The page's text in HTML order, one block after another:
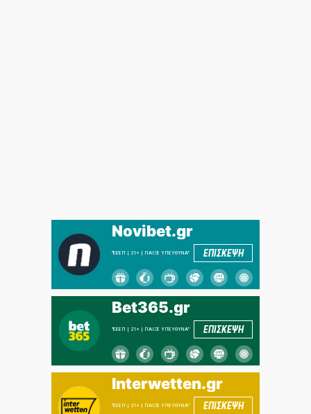
Novibet.gr
"ΕΕΕΠ | 21+ | ΠΑΙΞΕ ΥΠΕΥΘΥΝΑ" ΕΠΙΣΚΕΨΗ
Bet365.gr
"ΕΕΕΠ | 21+ | ΠΑΙΞΕ ΥΠΕΥΘΥΝΑ" ΕΠΙΣΚΕΨΗ
Interwetten.gr
"ΕΕΕΠ | 21+ | ΠΑΙΞΕ ΥΠΕΥΘΥΝΑ" ΕΠΙΣΚΕΨΗ